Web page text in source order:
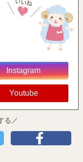
Instagram
Youtube
る／